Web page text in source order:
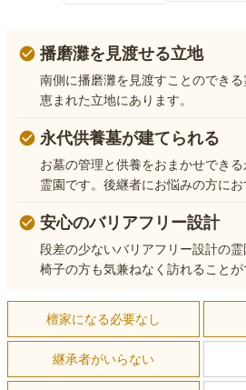
播磨灘を見渡せる立地
南側に播磨灘を見渡すことのでき
恵まれた立地にあります。
永代供養墓が建てられる
お墓の管理と供養をおまかせでき
霊園です。後継者にお悩みの方にお
安心のバリアフリー設計
段差の少ないバリアフリー設計の
椅子の方も気兼ねなく訪れることが
檀家になる必要なし
継承者がいらない